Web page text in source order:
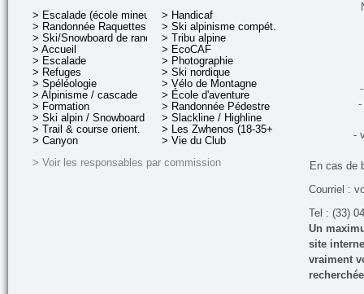
> Escalade (école mineurs)
> Randonnée Raquettes
> Ski/Snowboard de rando.
> Accueil
> Escalade
> Refuges
> Spéléologie
> Alpinisme / cascade
> Formation
> Ski alpin / Snowboard
> Trail & course orient.
> Canyon
> Handicaf
> Ski alpinisme compét.
> Tribu alpine
> EcoCAF
> Photographie
> Ski nordique
> Vélo de Montagne
> École d'aventure
> Randonnée Pédestre
> Slackline / Highline
> Les Zwhenos (18-35+ ans)
> Vie du Club
> Voir les responsables par commission
-
-
En cas de
Courriel :
Tel : (33)
Un
site
vraiment